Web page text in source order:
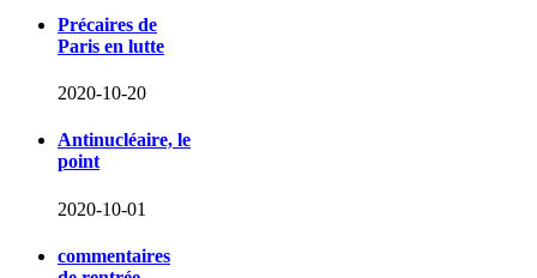
Précaires de
Paris en lutte
2020-10-20
Antinucléaire, le
point
2020-10-01
commentaires